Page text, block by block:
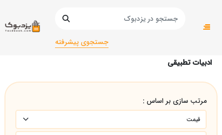
جستجوی پیشرفته
صفحه اصلی
ادبیات تطبیقی
مرتب سازی بر اساس :